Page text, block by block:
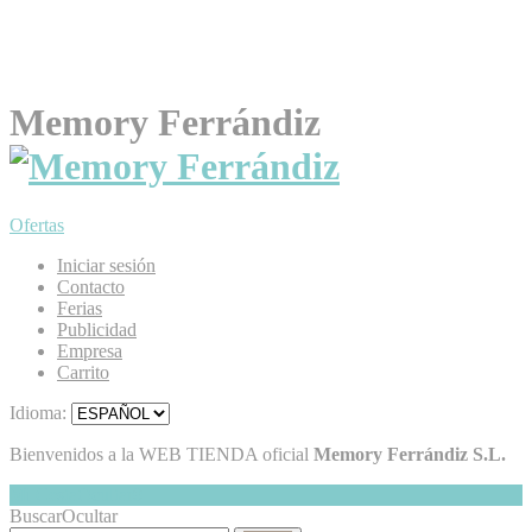
Memory Ferrándiz
Ofertas
Iniciar sesión
Contacto
Ferias
Publicidad
Empresa
Carrito
Idioma:
Bienvenidos a la WEB TIENDA oficial Memory Ferrándiz S.L.
BuscarOcultar